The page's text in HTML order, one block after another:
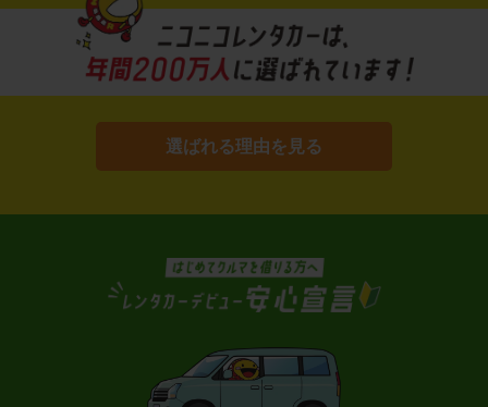
選ばれる理由を見る